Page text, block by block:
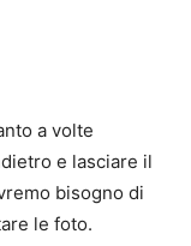
a volte
e lasciare il
bisogno di
le foto.